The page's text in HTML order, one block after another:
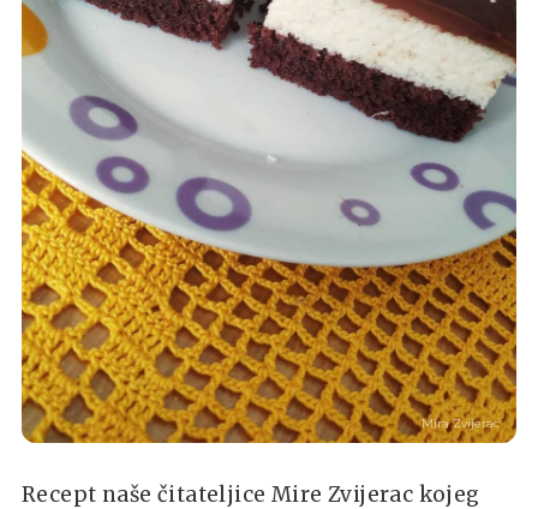
Mira Zvijerac
Recept naše čitateljice Mire Zvijerac kojeg